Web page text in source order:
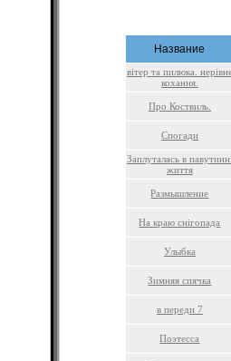
Название
вiтер та пилюка.
кохання.
Про Коствиль.
Спогади
Заплуталась в павутинні
життя
Размышление
На краю снігопада
Улыбка
Зимняя спячка
в переди 7
Поэтесса